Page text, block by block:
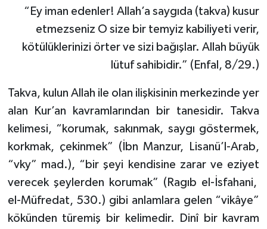
“Ey iman edenler! Allah’a saygıda (takva) kusur
etmezseniz O size bir temyiz kabiliyeti verir,
kötülüklerinizi örter ve sizi bağışlar. Allah büyük
lütuf sahibidir.” (Enfal, 8/29.)
Takva, kulun Allah ile olan ilişkisinin merkezinde yer
alan Kur’an kavramlarından bir tanesidir. Takva
kelimesi, “korumak, sakınmak, saygı göstermek,
korkmak, çekinmek” (İbn Manzur, Lisanü’l-Arab,
“vky” mad.), “bir şeyi kendisine zarar ve eziyet
verecek şeylerden korumak” (Ragıb el-İsfahani,
el-Müfredat, 530.) gibi anlamlara gelen “vikâye”
kökünden türemiş bir kelimedir. Dinî bir kavram
Bilecik Müftülüğü
Bingöl Müftülüğü
Bolu Müftülüğü
Burdur Müftülüğü
Bursa Müftülüğü
Çanakkale Müftülüğü
Çankırı Müftülüğü
Kültür-Sanat
Aile
Makaleler
Ekonomi
Duyurular
Podcast
Bilim, Teknoloji